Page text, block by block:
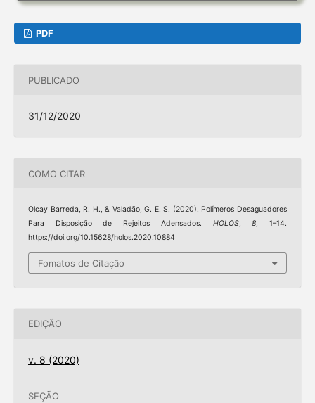
PDF
PUBLICADO
31/12/2020
COMO CITAR
Olcay Barreda, R. H., & Valadão, G. E. S. (2020). Polímeros Desaguadores
Para Disposição de Rejeitos Adensados. HOLOS,8, 1–14.
https://doi.org/10.15628/holos.2020.10884
Fomatos de Citação
EDIÇÃO
v. 8 (2020)
SEÇÃO